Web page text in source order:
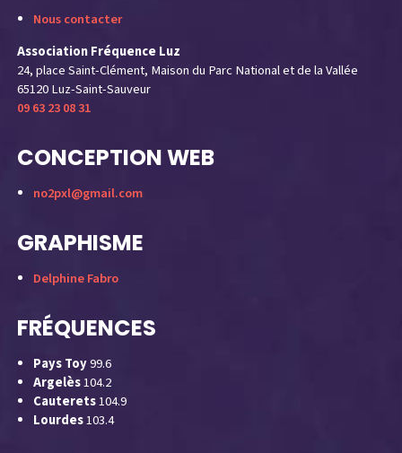
Nous contacter
Association Fréquence Luz
24, place Saint-Clément, Maison du Parc National et de la Vallée
65120 Luz-Saint-Sauveur
09 63 23 08 31
CONCEPTION WEB
no2pxl@gmail.com
GRAPHISME
Delphine Fabro
FRÉQUENCES
Pays Toy99.6
Argelès104.2
Cauterets104.9
Lourdes103.4